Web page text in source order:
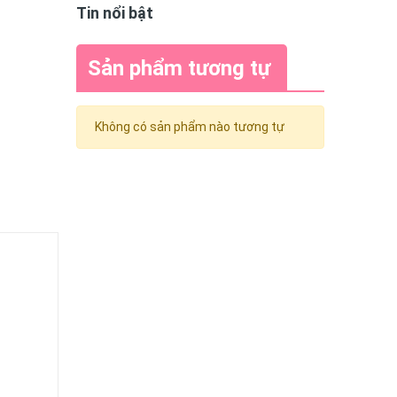
Tin nổi bật
Sản phẩm tương tự
Không có sản phẩm nào tương tự